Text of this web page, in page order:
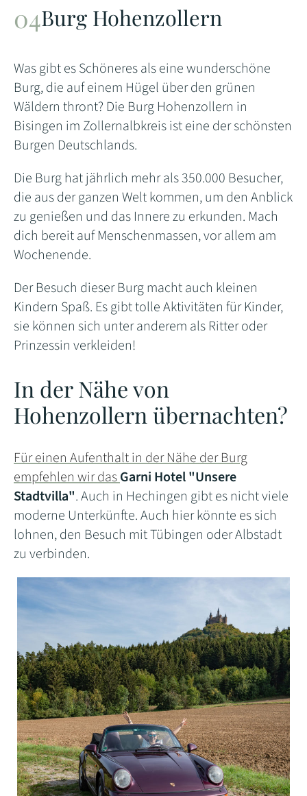
Burg Hohenzollern
Was gibt es Schöneres als eine wunderschöne
Burg, die auf einem Hügel über den grünen
Wäldern thront? Die Burg Hohenzollern in
Bisingen im Zollernalbkreis ist eine der schönsten
Burgen Deutschlands.
Die Burg hat jährlich mehr als 350.000 Besucher,
die aus der ganzen Welt kommen, um den Anblick
zu genießen und das Innere zu erkunden. Mach
dich bereit auf Menschenmassen, vor allem am
Wochenende.
Der Besuch dieser Burg macht auch kleinen
Kindern Spaß. Es gibt tolle Aktivitäten für Kinder,
sie können sich unter anderem als Ritter oder
Prinzessin verkleiden!
In der Nähe von
Hohenzollern übernachten?
Für einen Aufenthalt in der Nähe der Burg
empfehlen wir dasGarni Hotel "Unsere
Stadtvilla". Auch in Hechingen gibt es nicht viele
moderne Unterkünfte. Auch hier könnte es sich
lohnen, den Besuch mit Tübingen oder Albstadt
zu verbinden.